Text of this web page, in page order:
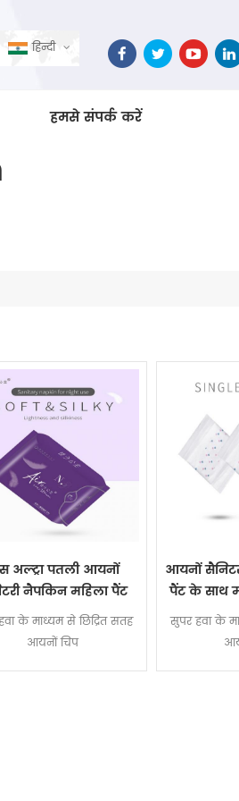
हिन्दी
हमसे संपर्क करें
अल्ट्रा पतली आयनों
नैपकिन महिला पैंट
के माध्यम से छिद्रित सतह
आयनों चिप
आयनों
पैंट के साथ
सुपर हवा के